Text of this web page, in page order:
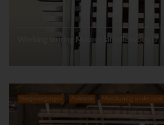
Werking sturing Maurer lamellenvoeg (7.1)
Voegovergangen Animatie Meetkundig onderzoek